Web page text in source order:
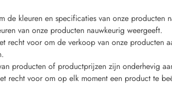
de kleuren en specificaties van onze
van onze producten nauwkeurig weergeeft.
recht voor om de verkoop van onze
producten of productprijzen zijn onderhevig
recht voor om op elk moment een product te